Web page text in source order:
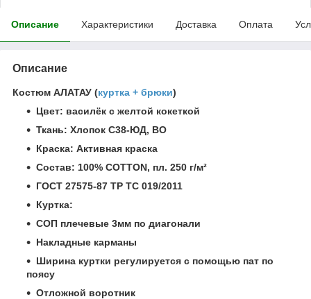
Описание Характеристики Доставка Оплата
Описание
Костюм АЛАТАУ (куртка + брюки)
Цвет: василёк с желтой кокеткой
Ткань: Хлопок С38-ЮД, ВО
Краска: Активная краска
Состав: 100% COTTON, пл. 250 г/м²
ГОСТ 27575-87 ТР ТС 019/2011
Куртка:
СОП плечевые 3мм по диагонали
Накладные карманы
Ширина куртки регулируется с помощью пат по
поясу
Отложной воротник